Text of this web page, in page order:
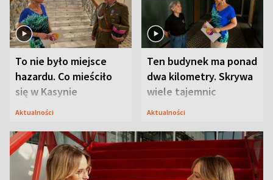
To nie było miejsce
hazardu. Co mieściło
się w Kasynie
Oficerskim?
Aktualności
Ten budynek ma ponad
dwa kilometry. Skrywa
wiele tajemnic
Aktualności